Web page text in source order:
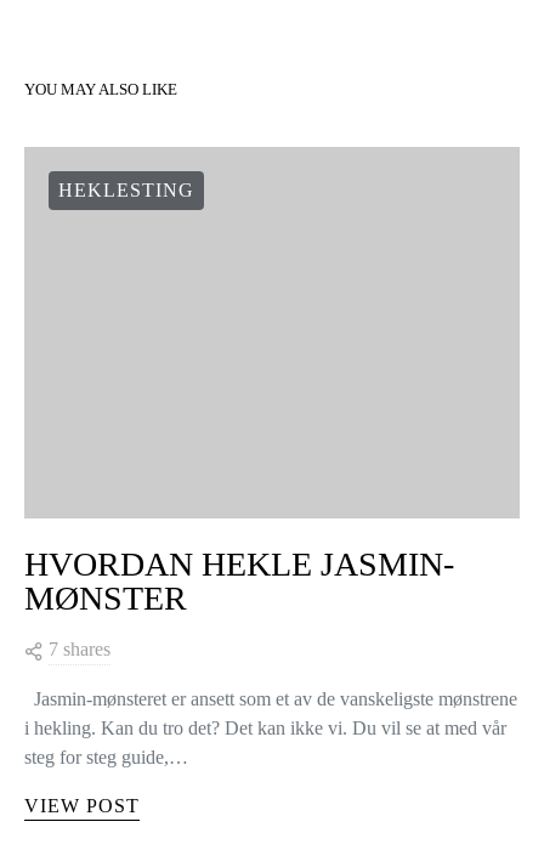
YOU MAY ALSO LIKE
HEKLESTING
HVORDAN HEKLE JASMIN-
MØNSTER
7 shares
Jasmin-mønsteret er ansett som et av de vanskeligste mønstrene
i hekling. Kan du tro det? Det kan ikke vi. Du vil se at med vår
steg for steg guide,…
VIEW POST